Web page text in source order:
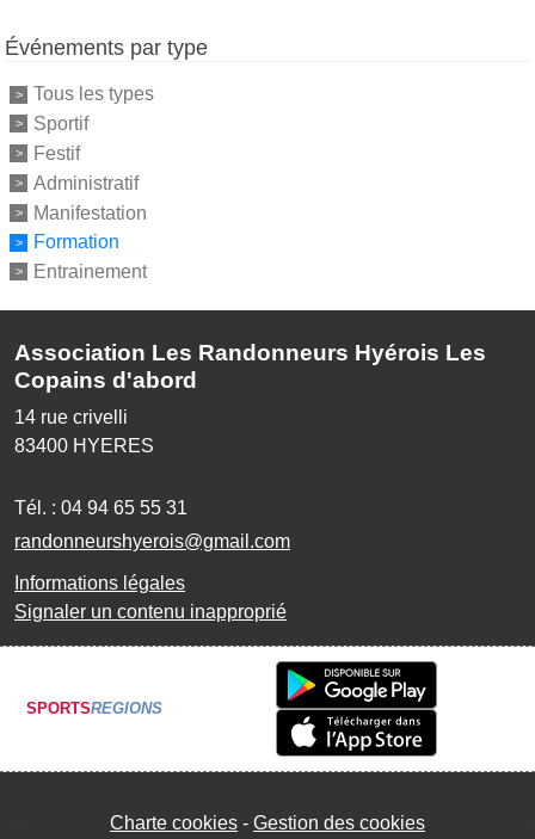
Événements par type
Tous les types
Sportif
Festif
Administratif
Manifestation
Formation
Entrainement
Association Les Randonneurs Hyérois Les
Copains d'abord
14 rue crivelli
83400 HYERES
Tél. : 04 94 65 55 31
randonneurshyerois@gmail.com
Informations légales
Signaler un contenu inapproprié
SPORTSREGIONS
Charte cookies Gestion des cookies